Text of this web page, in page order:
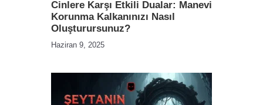
Cinlere Karşı Etkili Dualar: Manevi
Korunma Kalkanınızı Nasıl
Oluşturursunuz?
Haziran 9, 2025